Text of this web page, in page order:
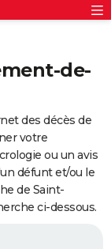
de-
des décès de
votre
ou un avis
défunt et/ou le
de Saint-
ci-dessous.